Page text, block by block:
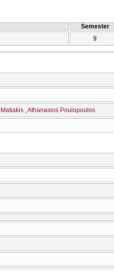
Semester
9
Athanasios Poulopoulos